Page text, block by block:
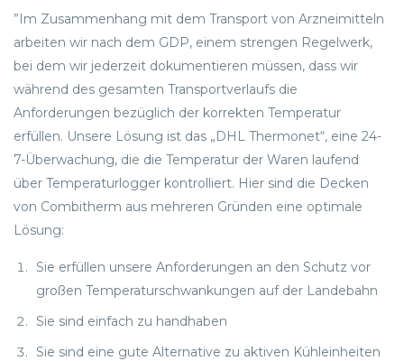
”Im Zusammenhang mit dem Transport von Arzneimitteln
arbeiten wir nach dem GDP, einem strengen Regelwerk,
bei dem wir jederzeit dokumentieren müssen, dass wir
während des gesamten Transportverlaufs die
Anforderungen bezüglich der korrekten Temperatur
erfüllen. Unsere Lösung ist das „DHL Thermonet“, eine 24-
7-Überwachung, die die Temperatur der Waren laufend
über Temperaturlogger kontrolliert. Hier sind die Decken
von Combitherm aus mehreren Gründen eine optimale
Lösung:
Sie erfüllen unsere Anforderungen an den Schutz vor
großen Temperaturschwankungen auf der Landebahn
Sie sind einfach zu handhaben
Sie sind eine gute Alternative zu aktiven Kühleinheiten